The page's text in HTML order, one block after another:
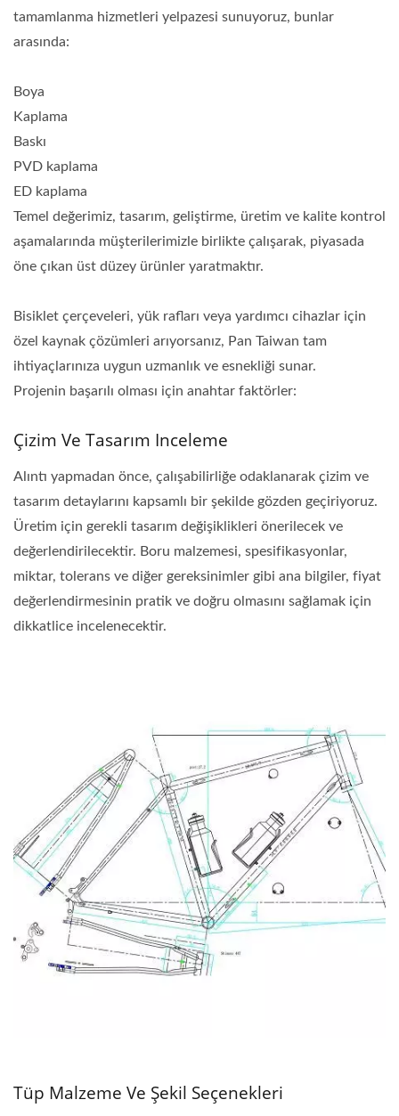
tamamlanma hizmetleri yelpazesi sunuyoruz, bunlar
arasında:
Boya
Kaplama
Baskı
PVD kaplama
ED kaplama
Temel değerimiz, tasarım, geliştirme, üretim ve kalite kontrol
aşamalarında müşterilerimizle birlikte çalışarak, piyasada
öne çıkan üst düzey ürünler yaratmaktır.
Bisiklet çerçeveleri, yük rafları veya yardımcı cihazlar için
özel kaynak çözümleri arıyorsanız, Pan Taiwan tam
ihtiyaçlarınıza uygun uzmanlık ve esnekliği sunar.
Projenin başarılı olması için anahtar faktörler:
Çizim Ve Tasarım Inceleme
Alıntı yapmadan önce, çalışabilirliğe odaklanarak çizim ve
tasarım detaylarını kapsamlı bir şekilde gözden geçiriyoruz.
Üretim için gerekli tasarım değişiklikleri önerilecek ve
değerlendirilecektir. Boru malzemesi, spesifikasyonlar,
miktar, tolerans ve diğer gereksinimler gibi ana bilgiler, fiyat
değerlendirmesinin pratik ve doğru olmasını sağlamak için
dikkatlice incelenecektir.
Tüp Malzeme Ve Şekil Seçenekleri